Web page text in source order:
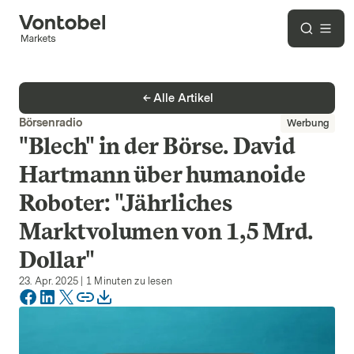
Alle Artikel
Börsenradio
Werbung
"Blech" in der Börse. David
Hartmann über humanoide
Roboter: "Jährliches
Marktvolumen von 1,5 Mrd.
Dollar"
23. Apr. 2025 1 Minuten zu lesen